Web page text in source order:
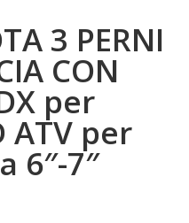
3 PERNI
CON
per
ATV per
6″-7″